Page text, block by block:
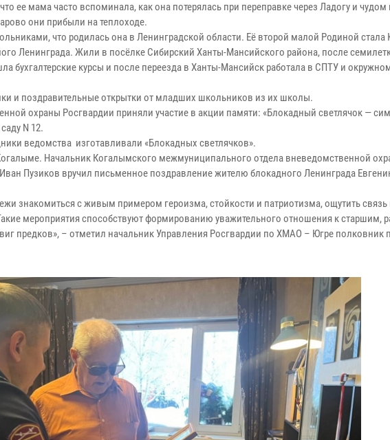
ее мама часто вспоминала, как она потерялась при переправке через Ладогу и
они прибыли на теплоходе.
что родилась она в Ленинградской области. Её второй малой Родиной стала
Ленинграда. Жили в посёлке Сибирский Ханты-Мансийского района, после
бухгалтерские курсы и после переезда в Ханты-Мансийск работала в СПТУ и
и поздравительные открытки от младших школьников из их школы.
охраны Росгвардии приняли участие в акции памяти: «Блокадный светлячок —
N 12.
ведомства изготавливали «Блокадных светлячков».
Начальник Когалымского межмуниципального отдела вневедомственной
Пузиков вручил письменное поздравление жителю блокадного Ленинграда
знакомиться с живым примером героизма, стойкости и патриотизма, ощутить
мероприятия способствуют формированию уважительного отношения к старшим,
предков», – отметил начальник Управления Росгвардии по ХМАО – Югре полковник